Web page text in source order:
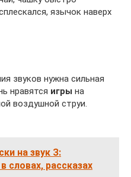
язычок наверх
звуков нужна сильная
нравятся игры на
воздушной струи.
на звук З:
словах, рассказах